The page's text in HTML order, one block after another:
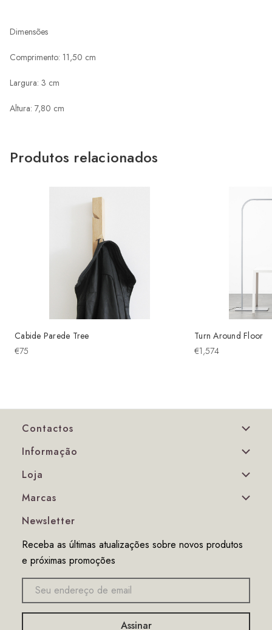
Dimensões
Comprimento: 11,50 cm
Largura: 3 cm
Altura: 7,80 cm
Produtos relacionados
Cabide Parede Tree
€75
Turn Around Floor
€1,574
Contactos
Informação
Loja
Marcas
Newsletter
Receba as últimas atualizações sobre novos produtos
e próximas promoções
Endereço
email